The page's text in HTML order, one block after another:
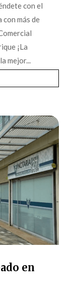
con el
con más de
¡La
mejor...
en